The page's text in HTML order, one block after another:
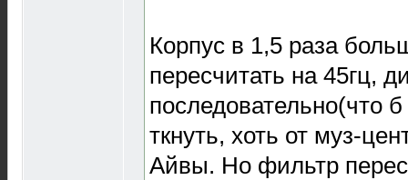
Корпус в 1,5 раза
пересчитать на 45гц,
последовательно(что
ткнуть, хоть от муз-
Айвы. Но фильтр